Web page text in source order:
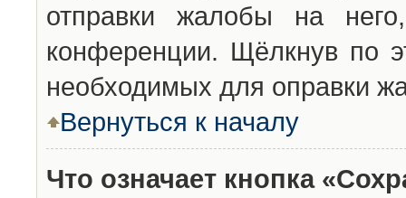
отправки жалобы на
конференции. Щёлкнув по
необходимых для оправки
Вернуться к началу
Что означает кнопка